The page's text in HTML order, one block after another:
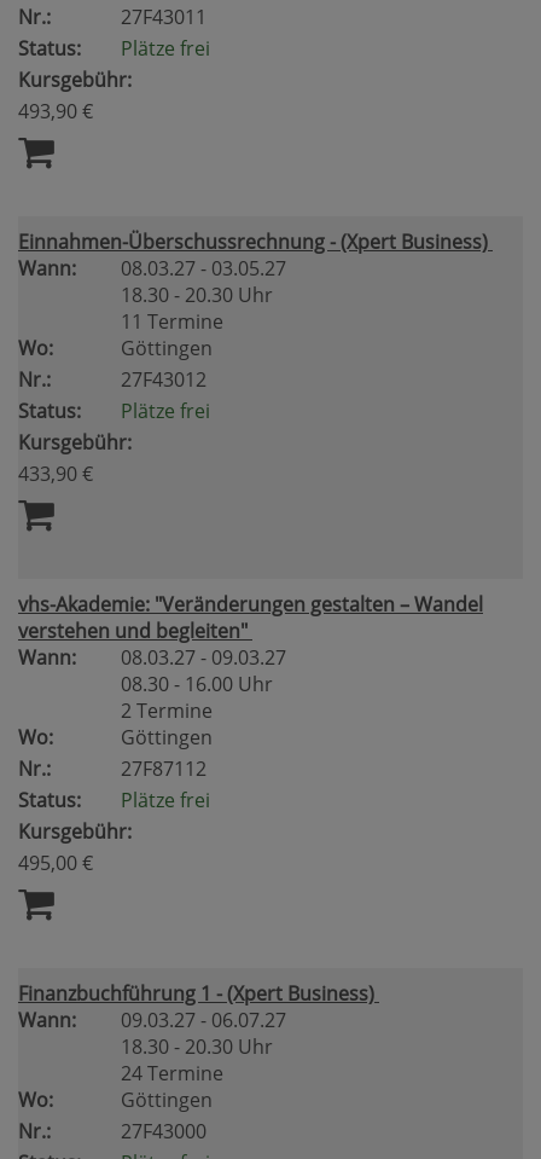
Nr.:
27F43011
Status:
Plätze frei
Kursgebühr:
493,90 €
Einnahmen-Überschussrechnung - (Xpert Business)
Wann:
08.03.27 - 03.05.27
18.30 - 20.30 Uhr
11 Termine
Wo:
Göttingen
Nr.:
27F43012
Status:
Plätze frei
Kursgebühr:
433,90 €
vhs-Akademie: "Veränderungen gestalten – Wandel
verstehen und begleiten"
Wann:
08.03.27 - 09.03.27
08.30 - 16.00 Uhr
2 Termine
Wo:
Göttingen
Nr.:
27F87112
Status:
Plätze frei
Kursgebühr:
495,00 €
Finanzbuchführung 1 - (Xpert Business)
Wann:
09.03.27 - 06.07.27
18.30 - 20.30 Uhr
24 Termine
Wo:
Göttingen
Nr.:
27F43000